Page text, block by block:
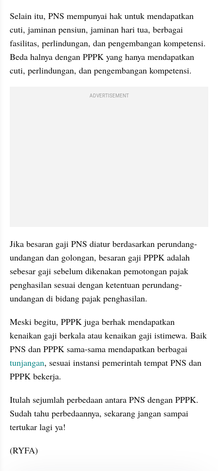
Selain itu, PNS mempunyai hak untuk mendapatkan
cuti, jaminan pensiun, jaminan hari tua, berbagai
fasilitas, perlindungan, dan pengembangan kompetensi.
Beda halnya dengan PPPK yang hanya mendapatkan
cuti, perlindungan, dan pengembangan kompetensi.
ADVERTISEMENT
Jika besaran gaji PNS diatur berdasarkan perundang-
undangan dan golongan, besaran gaji PPPK adalah
sebesar gaji sebelum dikenakan pemotongan pajak
penghasilan sesuai dengan ketentuan perundang-
undangan di bidang pajak penghasilan.
Meski begitu, PPPK juga berhak mendapatkan
kenaikan gaji berkala atau kenaikan gaji istimewa. Baik
tunjangan, sesuai instansi pemerintah tempat PNS dan
PPPK bekerja.
Itulah sejumlah perbedaan antara PNS dengan PPPK.
Sudah tahu perbedaannya, sekarang jangan sampai
tertukar lagi ya!
(RYFA)